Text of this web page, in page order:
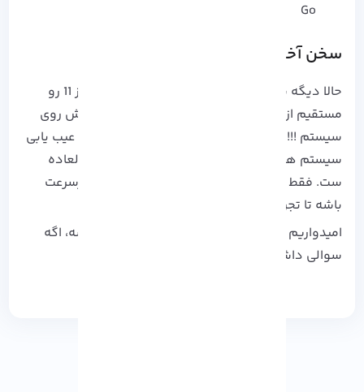
Go
سخن آخر
حالا دیگه شما می‌ تونید هر وقت خواستید ویندوز 11 رو
مستقیم از روی فلش اجرا کنید، بدون نیاز به نصبش روی
سیستم !!!! این روش مخصوصاً برای تست ویندوز، عیب‌ یابی
سیستم‌ ها یا حتی داشتن یه ویندوز همراه فوق‌ العاده‌
ست. فقط یادتون نره فلشتون همیشه سالم و پرسرعت
باشه تا تجربه‌ کار روان‌ تری داشته باشید.
امیدواریم این آموزش براتون مفید واقع شده باشه، اگه
سوالی داشتید تو قسمت دیدگاه ها منتظرتونیم!